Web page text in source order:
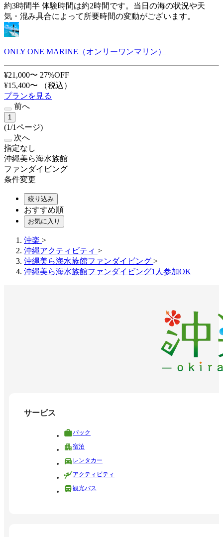
約3時間半 体験時間は約2時間です。当日の海の状況や天
気・混み具合によって所要時間の変動がございます。
ONLY ONE MARINE（オンリーワンマリン）
¥21,000〜 27%OFF
¥15,400〜
（税込）
プランを見る
前へ
1
(1/1ページ)
次へ
指定なし
沖縄美ら海水族館
ファンダイビング
条件変更
絞り込み
おすすめ順
お気に入り
沖楽 >
沖縄アクティビティ >
沖縄美ら海水族館ファンダイビング >
沖縄美ら海水族館ファンダイビング1人参加OK
サービス
パック
宿泊
レンタカー
アクティビティ
観光バス